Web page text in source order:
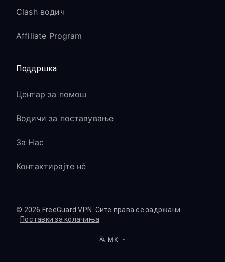
Clash водич
Affiliate Program
Поддршка
Центар за помош
Водичи за поставување
За Нас
Контактирајте нè
© 2026 FreeGuard VPN. Сите права се задржани.
Поставки за колачиња
MK